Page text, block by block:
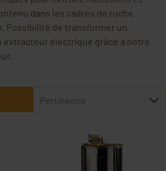
dans les cadres de ruche
Possibilité de transformer un
extracteur électrique grâce à notre
Pertinence